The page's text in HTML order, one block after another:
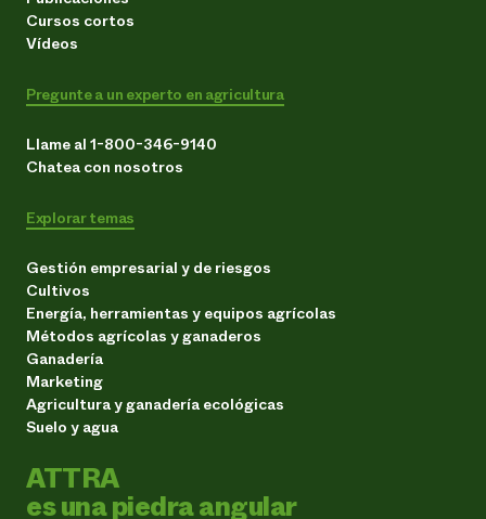
Cursos cortos
Vídeos
Pregunte a un experto en agricultura
Llame al 1-800-346-9140
Chatea con nosotros
Explorar temas
Gestión empresarial y de riesgos
Cultivos
Energía, herramientas y equipos agrícolas
Métodos agrícolas y ganaderos
Ganadería
Marketing
Agricultura y ganadería ecológicas
Suelo y agua
ATTRA
es una piedra angular